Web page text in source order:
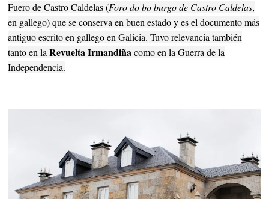
Fuero de Castro Caldelas (Foro do bo burgo de Castro Caldelas,
en gallego) que se conserva en buen estado y es el documento más
antiguo escrito en gallego en Galicia. Tuvo relevancia también
tanto en laRevuelta Irmandiñacomo en la Guerra de la
Independencia.